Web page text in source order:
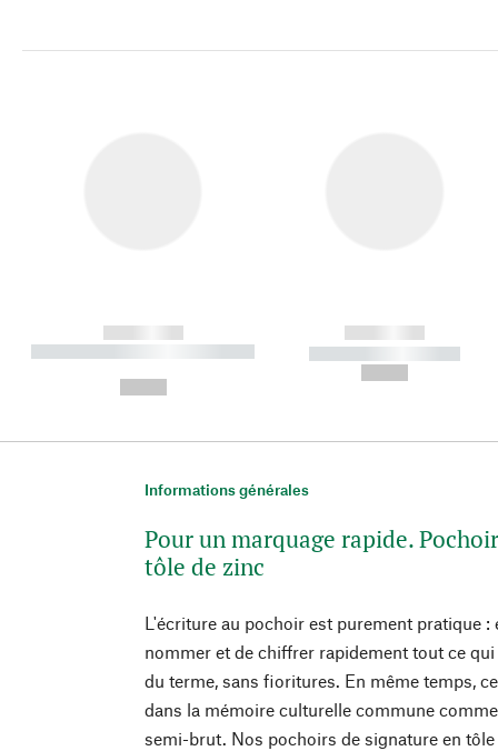
------------
----------- ----------- ----------
------------
----------- -----------
Informations générales
Pour un marquage rapide.
tôle de zinc
L'écriture au pochoir est purement pratique :
nommer et de chiffrer rapidement tout ce
du terme, sans fioritures. En même temps,
dans la mémoire culturelle commune
semi-brut. Nos pochoirs de signature en